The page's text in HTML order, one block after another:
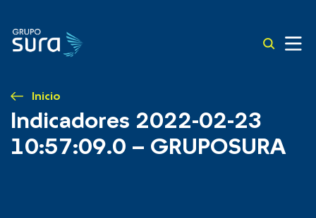
Inicio
Indicadores 2022-02-23
10:57:09.0 – GRUPOSURA